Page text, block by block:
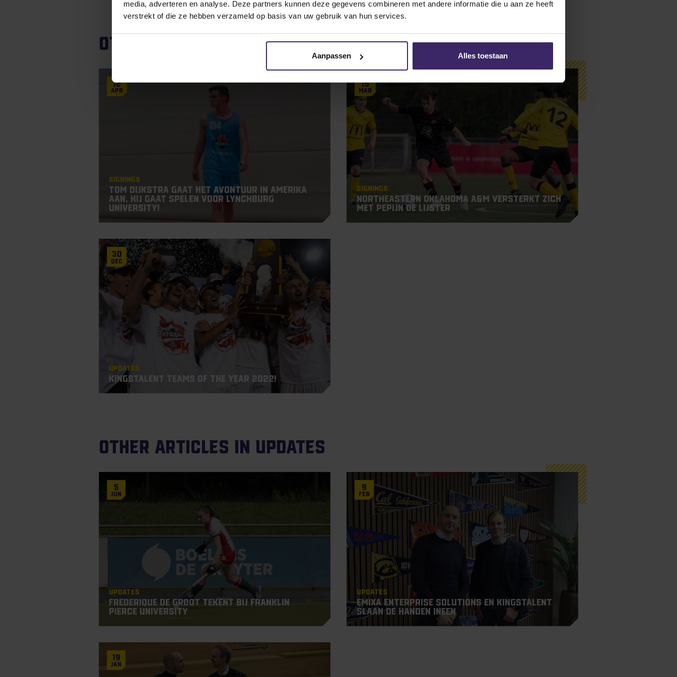
media, adverteren en analyse. Deze partners kunnen deze gegevens combineren met andere informatie die u aan ze heeft
verstrekt of die ze hebben verzameld op basis van uw gebruik van hun services.
Aanpassen Alles toestaan
Other articles from these athletes
12
Apr
Signings
Tom Dijkstra gaat het avontuur in Amerika
aan. Hij gaat spelen voor Lynchburg
University!
15
Mar
Signings
Northeastern Oklahoma A&M versterkt zich
met Pepijn de Lijster
30
Dec
Updates
KingsTalent Teams of the Year 2022!
Other articles in Updates
5
Jun
Updates
Frederique De Groot tekent bij Franklin
Pierce University
9
Feb
Updates
Emixa Enterprise Solutions en KingsTalent
slaan de handen ineen
19
Jan